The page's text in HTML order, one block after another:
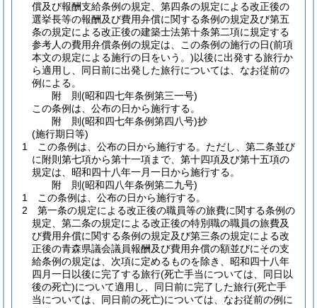
償及び報酬支給条例の規定、第四条の規定による改正後の
選挙長等の報酬及び費用弁償に関する条例の規定及び第五
条の規定による改正後の建築士法第十条第二項に規定する
参考人の費用弁償条例の規定は、この条例の施行の日(前項
本文の規定による施行の日をいう。)以後に出発する旅行か
ら適用し、同日前に出発した旅行については、なお従前の
例による。
附 則(昭和四七年条例第三一号)
この条例は、公布の日から施行する。
附 則(昭和四七年条例第四八号)抄
(施行期日等)
1
この条例は、公布の日から施行する。 ただし、第二条並び
に附則第七項から第十一項まで、第十四項及び第十五項の
規定は、昭和四十八年一月一日から施行する。
附 則(昭和四八年条例第二九号)
1
この条例は、公布の日から施行する。
2
第一条の規定による改正後の職員等の旅費に関する条例の
規定、第二条の規定による改正後の特別職の職員の旅費及
び費用弁償に関する条例の規定及び第三条の規定による改
正後の青森県議会議員報酬及び費用弁償の額並びにその支
給条例の規定は、次項に定めるものを除き、昭和四十八年
四月一日以後に完了する旅行(死亡手当については、同日以
後の死亡)について適用し、同日前に完了した旅行(死亡手
当については、同日前の死亡)については、なお従前の例に